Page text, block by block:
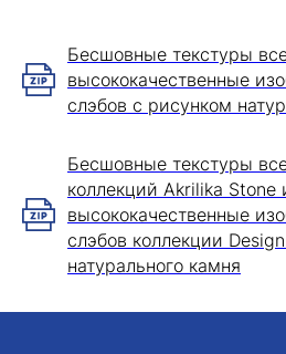
Бесшовные текстуры
высококачественные
слэбов с рисунком
Бесшовные текстуры
коллекций Akrilika Stone
высококачественные
слэбов коллекции
натурального камня